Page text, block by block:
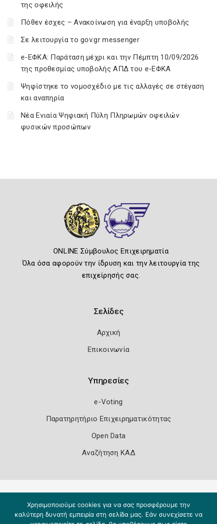
της οφειλής
Πόθεν έσχες – Ανακοίνωση για έναρξη υποβολής
Σε λειτουργία το gov.gr messenger
e-ΕΦΚΑ: Παράταση μέχρι και την Πέμπτη 10/09/2026
της προθεσμίας υποβολής ΑΠΔ του e-ΕΦΚΑ
Ψηφίστηκε το νομοσχέδιο με τις αλλαγές σε στέγαση
και αναπηρία
Νέα Ενιαία Ψηφιακή Πύλη Πληρωμών οφειλών
φυσικών προσώπων
ONLINE Σύμβουλος Επιχειρηματία
Όλα όσα αφορούν την ίδρυση και την λειτουργία της
επιχείρησής σας.
Σελίδες
Αρχική
Επικοινωνία
Υπηρεσίες
e-Voting
Παρατηρητήριο Επιχειρηματικότητας
Open Data
Αναζήτηση ΚΑΔ
Χρησιμοποιούμε cookies για να σας προσφέρουμε την
καλύτερη δυνατή εμπειρία στη σελίδα μας. Εάν συνεχίσετε να
Copyright 2026 Knowledge A.E.